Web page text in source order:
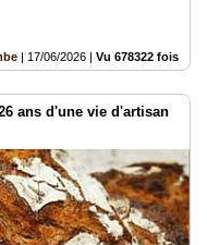
| 17/06/2026 | Vu 678322 fois
ans d'une vie d'artisan